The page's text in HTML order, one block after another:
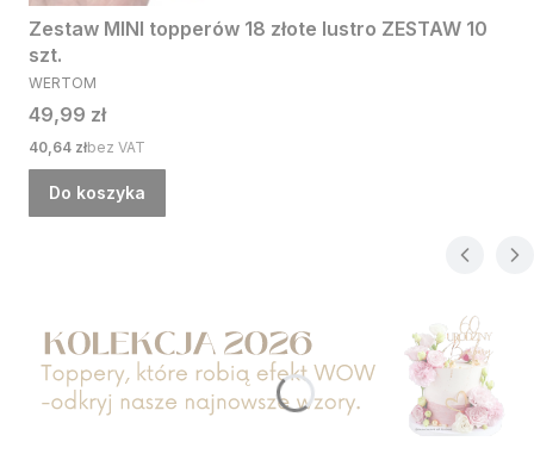
Zestaw MINI topperów 18 złote lustro ZESTAW 10
szt.
PRODUCENT
WERTOM
Cena
49,99 zł
Cena
40,64 złbez VAT
Do koszyka